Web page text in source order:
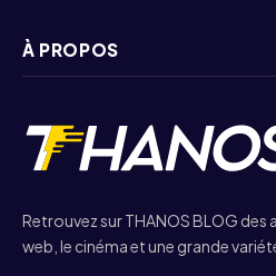
À PROPOS
Retrouvez sur THANOS BLOG des
web, le cinéma et une grande